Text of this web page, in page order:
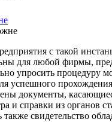
с такой
для любой фирмы,
упросить процедуру
успешного
документы,
и справки из органов
свидетельство